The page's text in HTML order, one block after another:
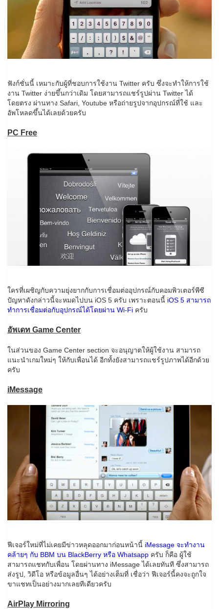
ฟังก์ชั่นนี้ เหมาะกับผู้ที่ชอบการใช้งาน Twitter ครับ ซึ่งจะทำให้การใช้
งาน Twitter ง่ายขึ้นกว่าเดิม โดยสามารถแชร์รูปผ่าน Twitter ได้
โดยตรง ผ่านทาง Safari, Youtube หรือถ่ายรูปจากอุปกรณ์ที่่ใช้ และ
อัพโหลดขึ้นได้เลยด้วยครับ
PC Free
ใครที่เผชิญกับความยุ่งยากกับการเชื่อมต่ออุปกรณ์กับคอมพิวเตอร์พีซี
ปัญหาดังกล่าวนี้จะหมดไปบน iOS 5 ครับ เพราะตอนนี้ iOS 5 สามารถ
ทำการเชื่อมต่อกับอุปกรณ์ได้โดยผ่าน Wi-Fi ครับ
อัพเดท Game Center
ในส่วนของ Game Center section จะอนุญาตให้ผู้ใช้งาน สามารถ
แนะนำเกมใหม่ๆ ให้กับเพื่อนได้ อีกทั้งยังสามารถแชร์รูปภาพได้อีกด้วย
ครับ
iMessage
ฟีเจอร์ใหม่ที่ไม่เคยมีข่าวหลุดออกมาก่อนหน้านี้ iMessage จะทำงาน
คล้ายๆ กับ BBM บน BlackBerry หรือ Whatsapp ครับ ก็คือ ผู้ใช้
สามารถแชทกับเพื่อน โดยผ่านทาง iMessage ได้เลยทันที ซึ่งสามารถ
ส่งรูป, วิดีโอ หรือข้อมูลอื่นๆ ได้อย่างเต็มที่ เชื่อว่า ฟีเจอร์นี้คงจะถูกใจ
ขาแชทเป็นอย่างมากเลยทีเดียวครับ
AirPlay Mirroring